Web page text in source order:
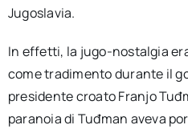
Jugoslavia.
In effetti, la jugo-nostalgia
come tradimento durante il
presidente croato Franjo
paranoia di Tuđman aveva